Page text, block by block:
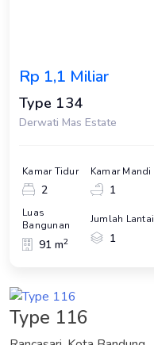
Rp 1,1 Miliar
Type 134
Derwati Mas Estate
Kamar Tidur
2
Kamar Mandi
1
Luas
Bangunan
91 m2
Jumlah Lantai
1
Type 116